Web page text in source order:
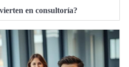
en consultoría?